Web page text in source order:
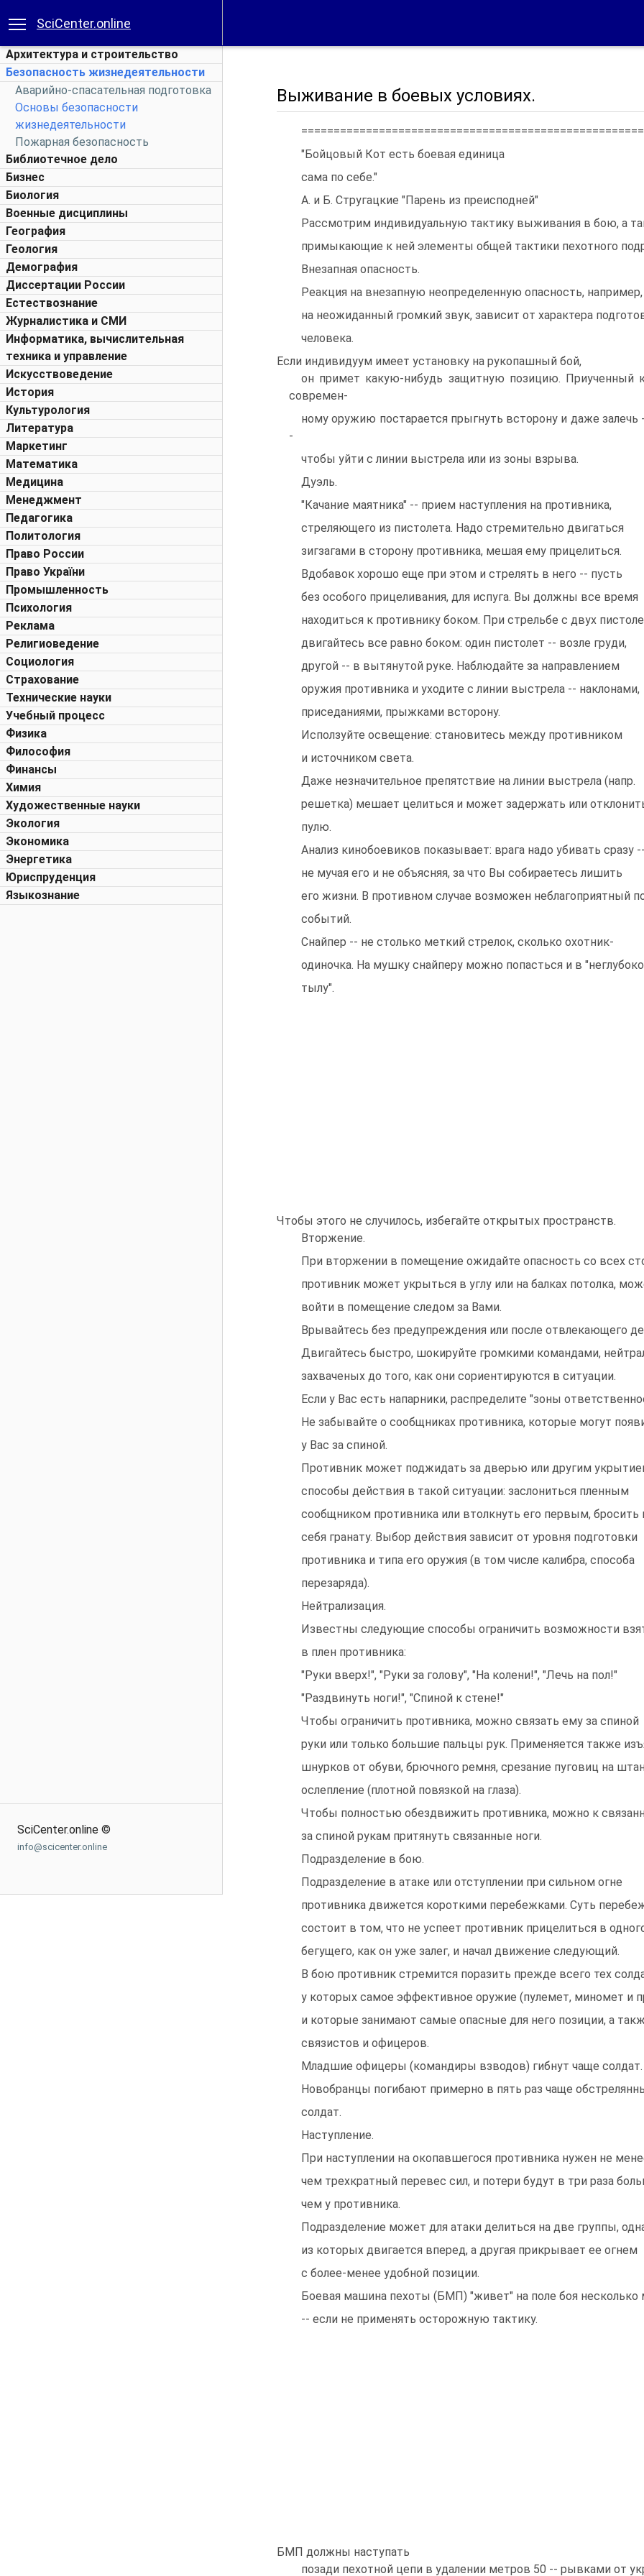
SciCenter.online
Архитектура и строительство
Безопасность жизнедеятельности
Аварийно-спасательная подготовка
Основы безопасности
жизнедеятельности
Пожарная безопасность
Библиотечное дело
Бизнес
Биология
Военные дисциплины
География
Геология
Демография
Диссертации России
Естествознание
Журналистика и СМИ
Информатика, вычислительная
техника и управление
Искусствоведение
История
Культурология
Литература
Маркетинг
Математика
Медицина
Менеджмент
Педагогика
Политология
Право России
Право України
Промышленность
Психология
Реклама
Религиоведение
Социология
Страхование
Технические науки
Учебный процесс
Физика
Философия
Финансы
Химия
Художественные науки
Экология
Экономика
Энергетика
Юриспруденция
Языкознание
SciCenter.online ©
info@scicenter.online
Выживание в боевых условиях.
"Бойцовый Кот есть боевая единица
сама по себе."
А. и Б. Стругацкие "Парень из преисподней"
Рассмотрим индивидуальную тактику выживания в бою, а
примыкающие к ней элементы общей тактики пехотного
Внезапная опасность.
Реакция на внезапную неопределенную опасность, например,
на неожиданный громкий звук, зависит от характера
человека.
Если индивидуум имеет установку на рукопашный бой,
он примет какую-нибудь защитную позицию. Приученный
современ-
ному оружию постарается прыгнуть всторону и даже залечь -
-
чтобы уйти с линии выстрела или из зоны взрыва.
Дуэль.
"Качание маятника" -- прием наступления на противника,
стреляющего из пистолета. Надо стремительно двигаться
зигзагами в сторону противника, мешая ему прицелиться.
Вдобавок хорошо еще при этом и стрелять в него -- пусть
без особого прицеливания, для испуга. Вы должны все время
находиться к противнику боком. При стрельбе с двух
двигайтесь все равно боком: один пистолет -- возле груди,
другой -- в вытянутой руке. Наблюдайте за направлением
оружия противника и уходите с линии выстрела -- наклонами,
приседаниями, прыжками всторону.
Исползуйте освещение: становитесь между противником
и источником света.
Даже незначительное препятствие на линии выстрела (напр.
решетка) мешает целиться и может задержать или
пулю.
Анализ кинобоевиков показывает: врага надо убивать сразу --
не мучая его и не объясняя, за что Вы собираетесь лишить
его жизни. В противном случае возможен неблагоприятный
событий.
Снайпер -- не столько меткий стрелок, сколько охотник-
одиночка. На мушку снайперу можно попасться и в
тылу".
Чтобы этого не случилось, избегайте открытых пространств.
Вторжение.
При вторжении в помещение ожидайте опасность со всех
противник может укрыться в углу или на балках потолка,
войти в помещение следом за Вами.
Врывайтесь без предупреждения или после отвлекающего
Двигайтесь быстро, шокируйте громкими командами,
захваченых до того, как они сориентируются в ситуации.
Если у Вас есть напарники, распределите "зоны
Не забывайте о сообщниках противника, которые могут
у Вас за спиной.
Противник может поджидать за дверью или другим
способы действия в такой ситуации: заслониться пленным
сообщником противника или втолкнуть его первым, бросить
себя гранату. Выбор действия зависит от уровня подготовки
противника и типа его оружия (в том числе калибра, способа
перезаряда).
Нейтрализация.
Известны следующие способы ограничить возможности
в плен противника:
"Руки вверх!", "Руки за голову", "На колени!", "Лечь на пол!"
"Раздвинуть ноги!", "Спиной к стене!"
Чтобы ограничить противника, можно связать ему за спиной
руки или только большие пальцы рук. Применяется также
шнурков от обуви, брючного ремня, срезание пуговиц на
ослепление (плотной повязкой на глаза).
Чтобы полностью обездвижить противника, можно к
за спиной рукам притянуть связанные ноги.
Подразделение в бою.
Подразделение в атаке или отступлении при сильном огне
противника движется короткими перебежками. Суть
состоит в том, что не успеет противник прицелиться в
бегущего, как он уже залег, и начал движение следующий.
В бою противник стремится поразить прежде всего тех
у которых самое эффективное оружие (пулемет, миномет и
и которые занимают самые опасные для него позиции, а
связистов и офицеров.
Младшие офицеры (командиры взводов) гибнут чаще солдат.
Новобранцы погибают примерно в пять раз чаще
солдат.
Наступление.
При наступлении на окопавшегося противника нужен не
чем трехкратный перевес сил, и потери будут в три раза
чем у противника.
Подразделение может для атаки делиться на две группы,
из которых двигается вперед, а другая прикрывает ее огнем
с более-менее удобной позиции.
Боевая машина пехоты (БМП) "живет" на поле боя несколько
-- если не применять осторожную тактику.
БМП должны наступать
позади пехотной цепи в удалении метров 50 -- рывками от